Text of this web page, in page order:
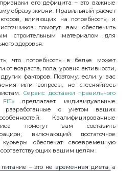
его дефицита – это важные
образу жизни. Правильный расчет
влияющих на потребность, и
помогут вам обеспечить
строительным материалом для
здоровья.
что потребность в белке может
от возраста, пола, уровня активности,
факторов. Поэтому, если у вас
или вопросы, не стесняйтесь
Сервис доставки правильного
FIT» предлагает индивидуальные
разработанные с учетом ваших
Квалифицированные
помогут вам составить
включающий достаточное
обеспечат своевременную
соответствующих вашим целям.
питание – это не временная диета, а